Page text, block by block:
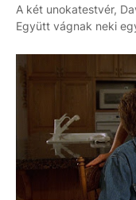
A két unokatestvér,
Együtt vágnak neki